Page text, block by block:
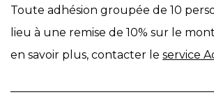
Toute adhésion groupée de 10
lieu à une remise de 10% sur le
en savoir plus, contacter le service